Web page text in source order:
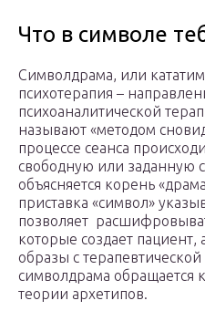
Что в символе
Символдрама, или
психотерапия –
психоаналитической
называют «методом
процессе сеанса
свободную или заданную
объясняется корень
приставка «символ»
позволяет
которые создает пациент,
образы с
символдрама обращается
теории архетипов.